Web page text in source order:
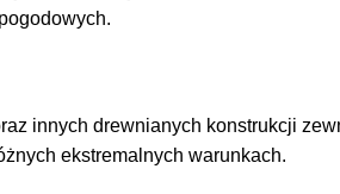
innych drewnianych konstrukcji
ekstremalnych warunkach.